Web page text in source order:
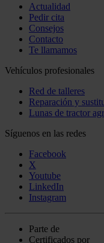
Actualidad
Pedir cita
Consejos
Contacto
Te llamamos
Vehículos profesionales
Red de talleres
Reparación y
Lunas de tractor
Síguenos en las redes
Facebook
X
Youtube
LinkedIn
Instagram
Parte de
Certificados por